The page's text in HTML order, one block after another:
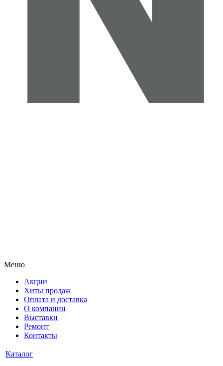
Меню
Акции
Хиты продаж
Оплата и доставка
О компании
Выставки
Ремонт
Контакты
Каталог